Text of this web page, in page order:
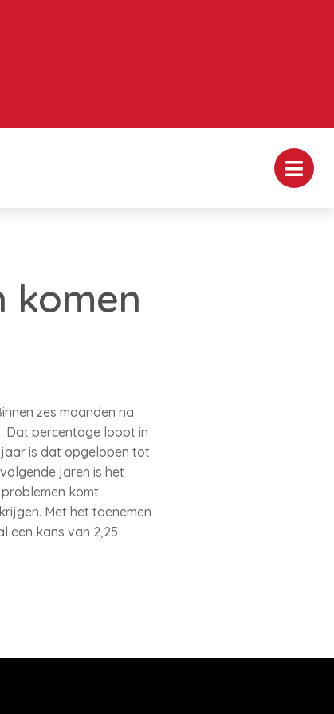
komen
zes maanden na
Dat percentage loopt in
jaar is dat opgelopen tot
jaren is het
komt
Met het toenemen
een kans van 2,25